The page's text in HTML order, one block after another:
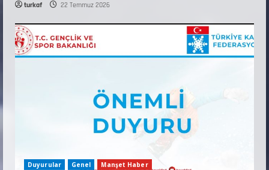
turkaf 22 Temmuz 2026
Duyurular Genel Manşet Haber